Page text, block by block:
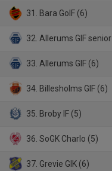
31. Bara GoIF (6)
32. Allerums GIF senior
33. Allerums GIF (6)
34. Billesholms GIF (6)
35. Broby IF (5)
36. SoGK Charlo (5)
37. Grevie GIK (6)